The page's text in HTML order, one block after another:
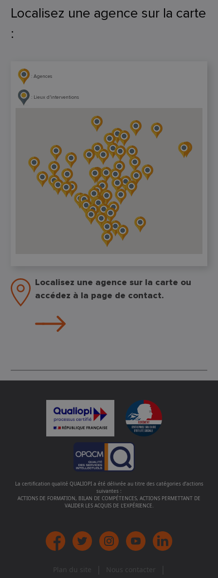
Localisez une agence sur la carte
:
: Agences
: Lieux d'interventions
Localisez une agence sur la carte ou
accédez à la page de contact.
La certification qualité QUALIOPI a été délivrée au titre des catégories d’actions
suivantes :
ACTIONS DE FORMATION, BILAN DE COMPÉTENCES, ACTIONS PERMETTANT DE
VALIDER LES ACQUIS DE L’EXPÉRIENCE.
Plan du site Nous contacter